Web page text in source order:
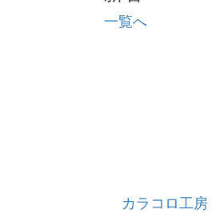
一覧へ
カラコロ工